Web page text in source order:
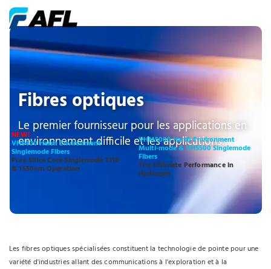
Fibres optiques
Le premier fournisseur pour les applications en
environnement difficile et les applications
spécialisées
NEW!
VHS400 Harsh Environment
Singlemode Fibers
Pure Silica Core Singlemode 1310
& 1550nm Operation
VHM5000 Harsh Environment
Multi-mode & VHS500 Singlemode
Fibers
The Ultimate Performance in
Hydrogen
Les fibres optiques spécialisées constituent la technologie de pointe pour une
variété d'industries allant des communications à l'exploration et à la